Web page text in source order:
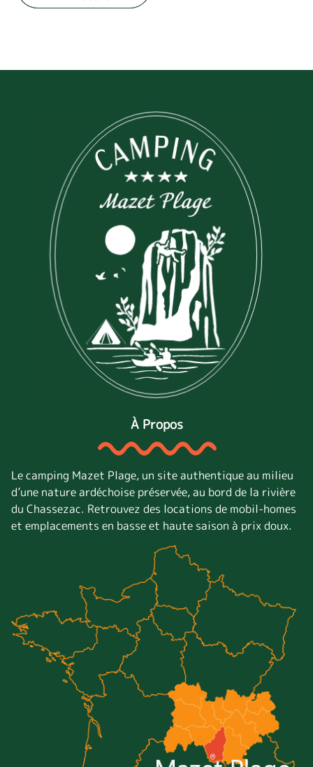
À Propos
Le camping Mazet Plage, un site authentique au milieu
d’une nature ardéchoise préservée, au bord de la rivière
du Chassezac. Retrouvez des locations de mobil-homes
et emplacements en basse et haute saison à prix doux.